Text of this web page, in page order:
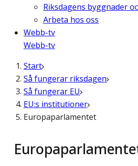
Riksdagens byggnader
Arbeta hos oss
Webb-tv
Webb-tv
Start
Så fungerar riksdagen
Så fungerar EU
EU:s institutioner
Europaparlamentet